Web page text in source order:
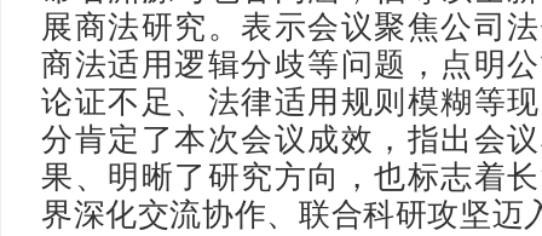
展商法研究。表示会议聚焦公司
商法适用逻辑分歧等问题，点明
论证不足、法律适用规则模糊等
分肯定了本次会议成效，指出会
果、明晰了研究方向，也标志着
界深化交流协作、联合科研攻坚迈